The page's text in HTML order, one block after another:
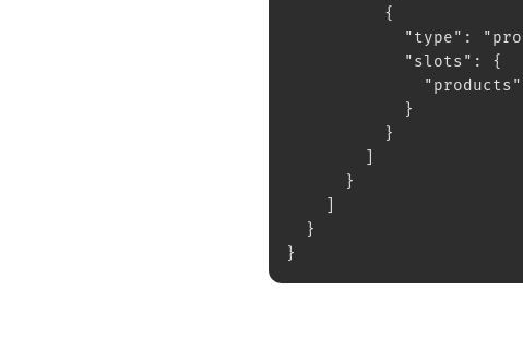
{
"type":
"slots": {
"products": {
}
}
}
}
}